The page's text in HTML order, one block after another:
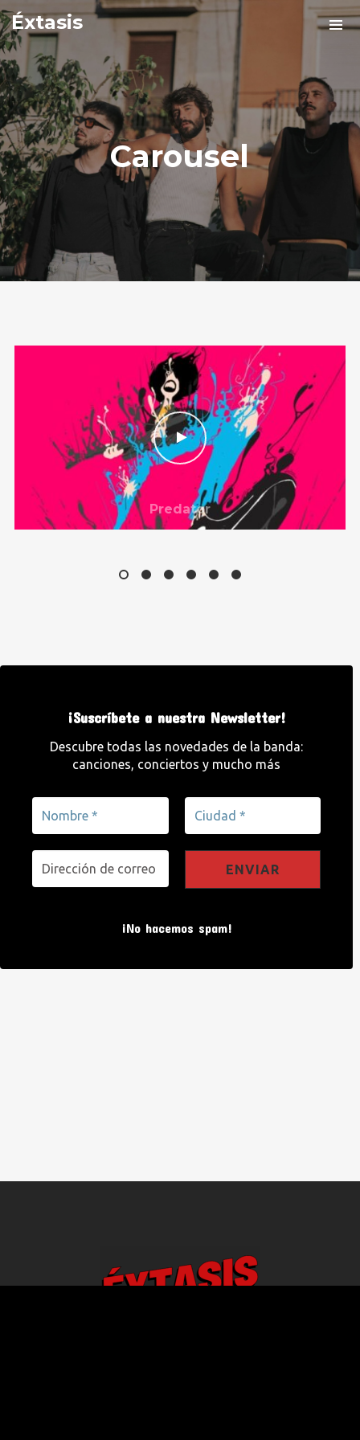
Éxtasis
Carousel
Predator
¡Suscríbete a nuestra Newsletter!
Descubre todas las novedades de la banda:
canciones, conciertos y mucho más
¡No hacemos spam!